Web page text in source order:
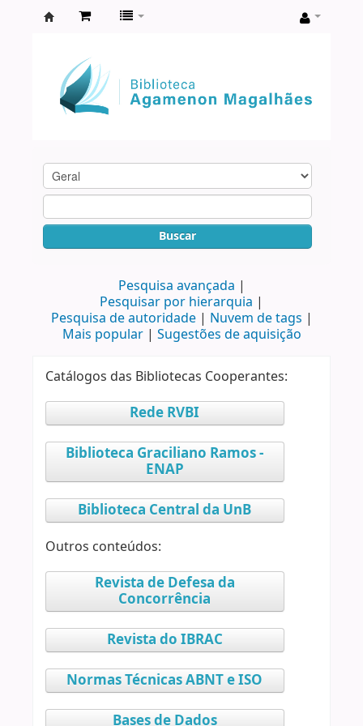
Agamenon
Magalhães
Buscar
Pesquisa avançada
Pesquisar por hierarquia
Pesquisa de autoridade
Nuvem de tags
Mais popular
Sugestões de aquisição
Catálogos das Bibliotecas Cooperantes:
Rede RVBI
Biblioteca Graciliano Ramos -
ENAP
Biblioteca Central da UnB
Outros conteúdos:
Revista de Defesa da
Concorrência
Revista do IBRAC
Normas Técnicas ABNT e ISO
Bases de Dados